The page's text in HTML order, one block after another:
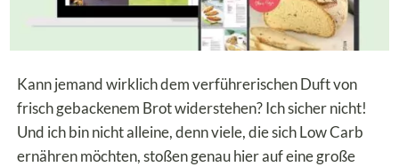
Kann jemand wirklich dem verführerischen Duft von
frisch gebackenem Brot widerstehen? Ich sicher nicht!
Und ich bin nicht alleine, denn viele, die sich Low Carb
ernähren möchten, stoßen genau hier auf eine große